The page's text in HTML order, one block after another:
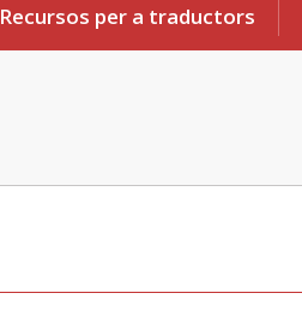
Recursos per a traductors